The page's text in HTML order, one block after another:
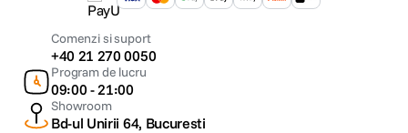
Comenzi si suport
+40 21 270 0050
Program de lucru
09:00 - 21:00
Showroom
Bd-ul Unirii 64, Bucuresti